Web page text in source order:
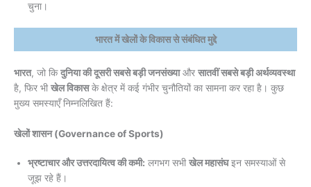
चुना।
भारत में खेलों के विकास से संबंधित मुद्दे
भारत, जो किदुनिया की दूसरी सबसे बड़ी जनसंख्याऔर सातवीं सबसे बड़ी अर्थव्यवस्था
है, फिर भी खेल विकासके क्षेत्र में कई गंभीर चुनौतियों का सामना कर रहा है। कुछ
मुख्य समस्याएँ निम्नलिखित हैं:
खेलों शासन (Governance of Sports)
भ्रष्टाचार और उत्तरदायित्व की कमी: लगभग सभी खेल महासंघइन समस्याओं से
जूझ रहे हैं।